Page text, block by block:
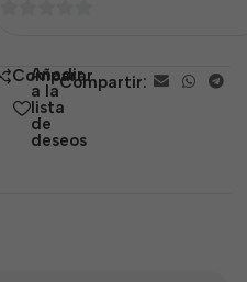
5 Comparar
Añadir
a la
lista
de
deseos
Compartir: